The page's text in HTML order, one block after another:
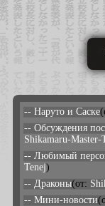
-- Наруто и Саске
-- Обсуждения
Shikamaru-Master-
-- Любимый
Tenej)
-- Драконы(от:
-- Мини-новости